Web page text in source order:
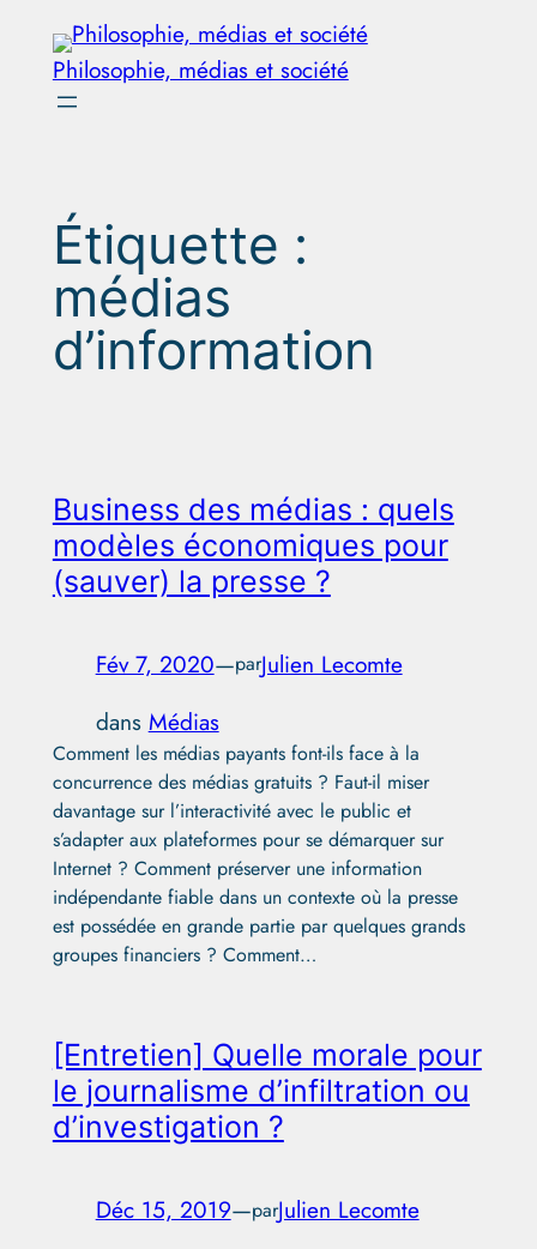
Aller
contenu
Philosophie, médias et société
Étiquette :
médias
d’information
Business des médias : quels
modèles économiques pour
(sauver) la presse ?
Fév 7, 2020—parJulien Lecomte
dans Médias
Comment les médias payants font-ils face à la
concurrence des médias gratuits ? Faut-il miser
davantage sur l’interactivité avec le public et
s’adapter aux plateformes pour se démarquer sur
Internet ? Comment préserver une information
indépendante fiable dans un contexte où la presse
est possédée en grande partie par quelques grands
groupes financiers ? Comment…
[Entretien] Quelle morale pour
le journalisme d’infiltration ou
d’investigation ?
Déc 15, 2019—parJulien Lecomte